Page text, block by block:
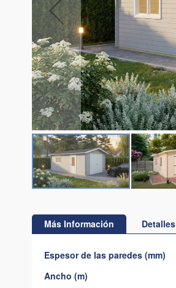
comienzo
de
galería
imágenes
Más Información
Más
Información
Espesor de las paredes (mm)
Ancho (m)
Detalles